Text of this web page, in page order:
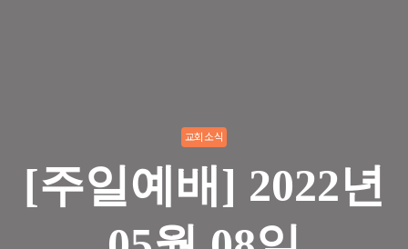
교회소식
[주일예배] 2022년